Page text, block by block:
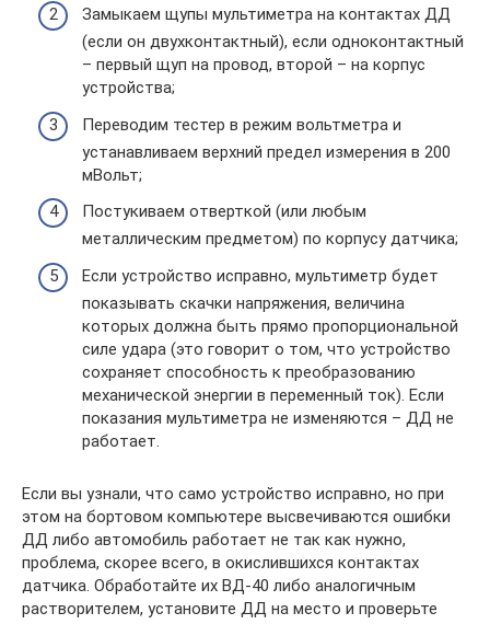
Замыкаем щупы мультиметра на контактах ДД
(если он двухконтактный), если одноконтактный
– первый щуп на провод, второй – на корпус
устройства;
Переводим тестер в режим вольтметра и
устанавливаем верхний предел измерения в 200
мВольт;
Постукиваем отверткой (или любым
металлическим предметом) по корпусу датчика;
Если устройство исправно, мультиметр будет
показывать скачки напряжения, величина
которых должна быть прямо пропорциональной
силе удара (это говорит о том, что устройство
сохраняет способность к преобразованию
механической энергии в переменный ток). Если
показания мультиметра не изменяются – ДД не
работает.
Если вы узнали, что само устройство исправно, но при
этом на бортовом компьютере высвечиваются ошибки
ДД либо автомобиль работает не так как нужно,
проблема, скорее всего, в окислившихся контактах
датчика. Обработайте их ВД-40 либо аналогичным
растворителем, установите ДД на место и проверьте